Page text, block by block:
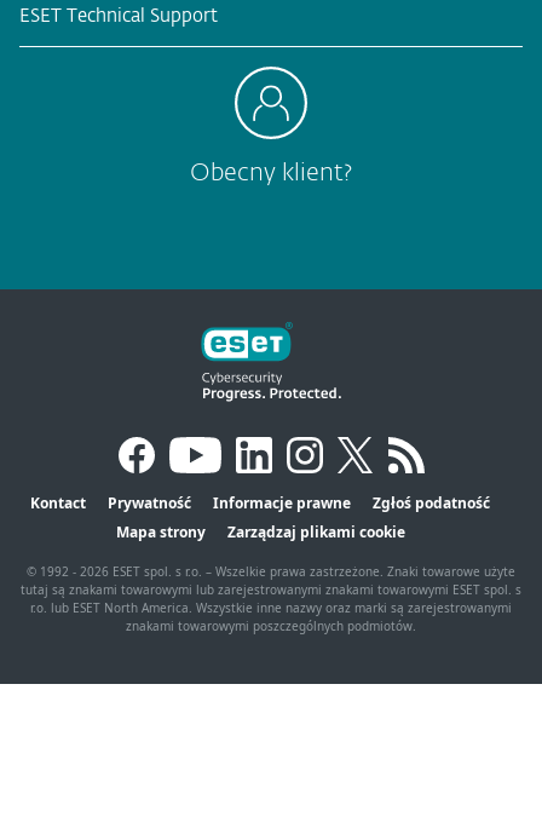
ESET Technical Support
Obecny klient?
Kontact Prywatność Informacje prawne
Zgłoś podatność
Mapa strony
Zarządzaj plikami cookie
© 1992 - 2026 ESET spol. s r.o. – Wszelkie prawa zastrzeżone. Znaki towarowe użyte
tutaj są znakami towarowymi lub zarejestrowanymi znakami towarowymi ESET spol. s
r.o. lub ESET North America. Wszystkie inne nazwy oraz marki są zarejestrowanymi
znakami towarowymi poszczególnych podmiotów.